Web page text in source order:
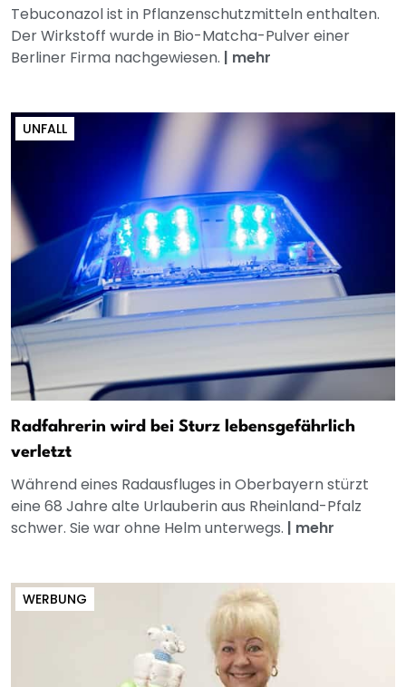
Tebuconazol ist in Pflanzenschutzmitteln enthalten.
Der Wirkstoff wurde in Bio-Matcha-Pulver einer
Berliner Firma nachgewiesen. | mehr
UNFALL
Radfahrerin wird bei Sturz lebensgefährlich
verletzt
Während eines Radausfluges in Oberbayern stürzt
eine 68 Jahre alte Urlauberin aus Rheinland-Pfalz
schwer. Sie war ohne Helm unterwegs. | mehr
WERBUNG